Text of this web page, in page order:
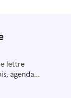
lettre
agenda...